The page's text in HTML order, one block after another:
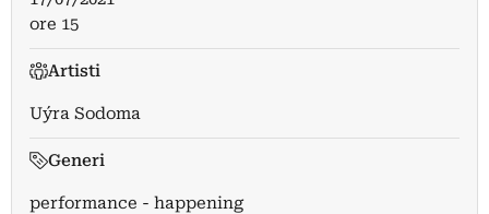
ore 15
Artisti
Uýra Sodoma
Generi
performance - happening